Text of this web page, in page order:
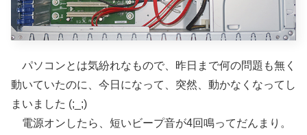
パソコンとは気紛れなもので、昨日まで何の問題も無く
動いていたのに、今日になって、突然、動かなくなってし
まいました (;_;)
電源オンしたら、短いビープ音が4回鳴ってだんまり。